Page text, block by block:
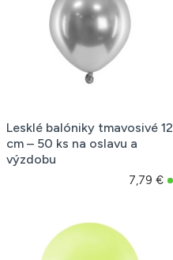
Lesklé balóniky tmavosivé 12
cm – 50 ks na oslavu a
výzdobu
7,79 €